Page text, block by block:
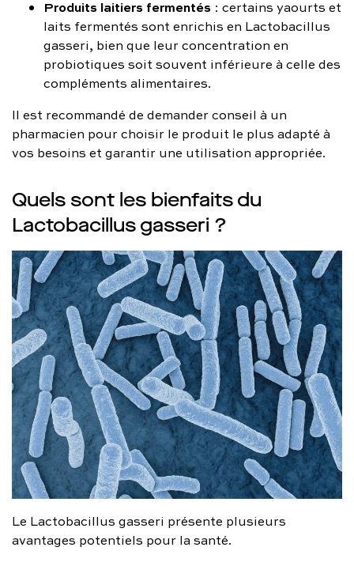
Produits laitiers fermentés : certains yaourts et
laits fermentés sont enrichis en Lactobacillus
gasseri, bien que leur concentration en
probiotiques soit souvent inférieure à celle des
compléments alimentaires.
Il est recommandé de demander conseil à un
pharmacien pour choisir le produit le plus adapté à
vos besoins et garantir une utilisation appropriée.
Quels sont les bienfaits du
Lactobacillus gasseri ?
Le Lactobacillus gasseri présente plusieurs
avantages potentiels pour la santé.